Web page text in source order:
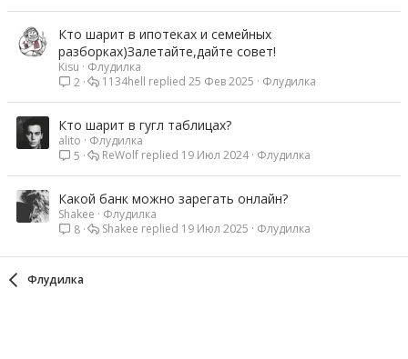
Кто шарит в ипотеках и семейных
разборках)Залетайте,дайте совет!
Kisu
Флудилка
2
Флудилка
25 Фев 2025
1134hell
Кто шарит в гугл таблицах?
alito
Флудилка
5
Флудилка
19 Июл 2024
ReWolf
Какой банк можно зарегать онлайн?
Shakee
Флудилка
8
Флудилка
19 Июл 2025
Shakee
Флудилка